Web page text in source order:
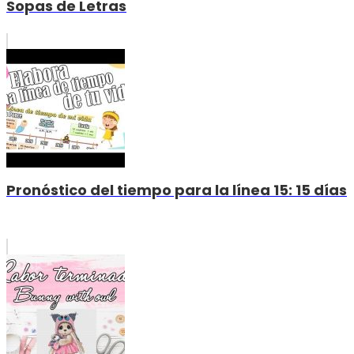
Sopas de Letras
Pronóstico del tiempo para la línea 15: 15 días